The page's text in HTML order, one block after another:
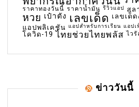
ราคาทองวันนี้ ราคาน้ำมัน รีวิวแอป สล
หวย เป๋าตัง เลขเด็ด เลขเด็
แอปพลิเคชัน แอปสำหรับการเรียน แอปเ
โควิด-19 ไทยช่วยไทยพลัส ไว
ข่าววันนี้